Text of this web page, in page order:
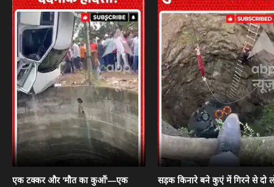
एक टक्कर और 'मौत का कुआँ'—एक
सड़क किनारे बने कुएं में गिरने से दो